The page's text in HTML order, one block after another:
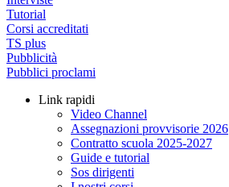
Tutorial
Corsi accreditati
TS plus
Pubblicità
Pubblici proclami
Link rapidi
Video Channel
Assegnazioni provvisorie 2026
Contratto scuola 2025-2027
Guide e tutorial
Sos dirigenti